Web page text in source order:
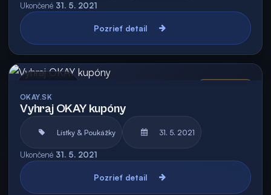
Ukončené 31. 5. 2021
Pozrieť detail
OKAY.SK
Vyhraj OKAY kupóny
Lístky & Poukážky 31. 5. 2021
Ukončené 31. 5. 2021
Pozrieť detail